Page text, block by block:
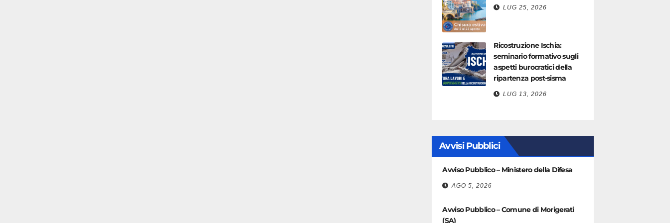
LUG 25, 2026
Ricostruzione Ischia:
seminario formativo sugli
aspetti burocratici della
ripartenza post-sisma
LUG 13, 2026
Avvisi Pubblici
Avviso Pubblico – Ministero della Difesa
AGO 5, 2026
Avviso Pubblico – Comune di Morigerati
(SA)